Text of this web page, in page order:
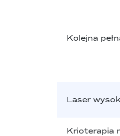
Kolejna
Laser
Krioterapia